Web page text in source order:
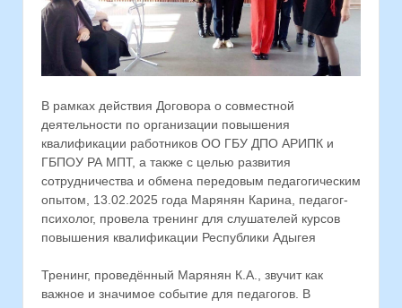
В рамках действия Договора о совместной
деятельности по организации повышения
квалификации работников ОО ГБУ ДПО АРИПК и
ГБПОУ РА МПТ, а также с целью развития
сотрудничества и обмена передовым педагогическим
опытом, 13.02.2025 года Марянян Карина, педагог-
психолог, провела тренинг для слушателей курсов
повышения квалификации Республики Адыгея
Тренинг, проведённый Марянян К.А., звучит как
важное и значимое событие для педагогов. В